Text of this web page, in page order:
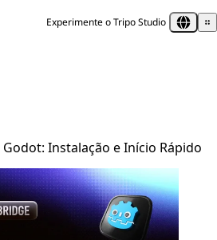
Experimente o Tripo Studio
Instalação e Início Rápido